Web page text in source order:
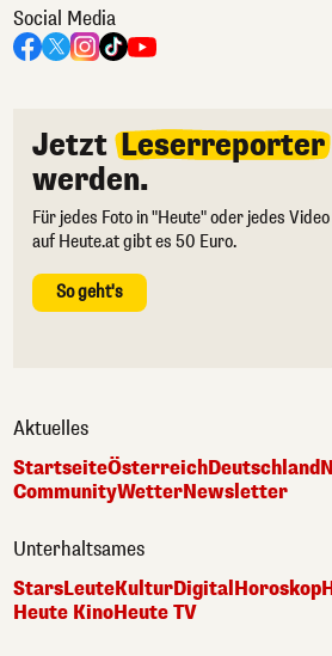
Social Media
Jetzt Leserreporter
werden.
Für jedes Foto in "Heute" oder jedes Video
auf Heute.at gibt es 50 Euro.
So geht's
Aktuelles
StartseiteÖsterreichDeutschland
CommunityWetterNewsletter
Unterhaltsames
StarsLeuteKulturDigital Horoskop
Heute KinoHeute TV